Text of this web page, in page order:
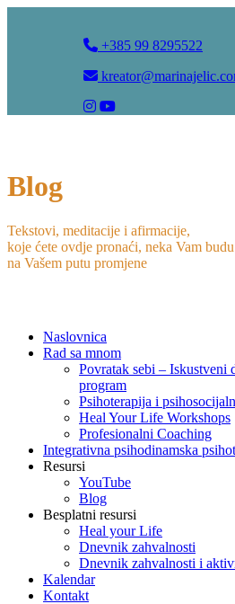
+385 99 8295522
Blog
Tekstovi, meditacije i afirmacije,
koje ćete ovdje pronaći, neka Vam
na Vašem putu promjene
Naslovnica
Rad sa mnom
Povratak sebi –
program
Psihoterapija i
Heal Your Life Workshops
Profesionalni Coaching
Integrativna psihodinamska
Resursi
YouTube
Blog
Besplatni resursi
Heal your Life
Dnevnik zahvalnosti
Dnevnik zahvalnosti i
Kalendar
Kontakt